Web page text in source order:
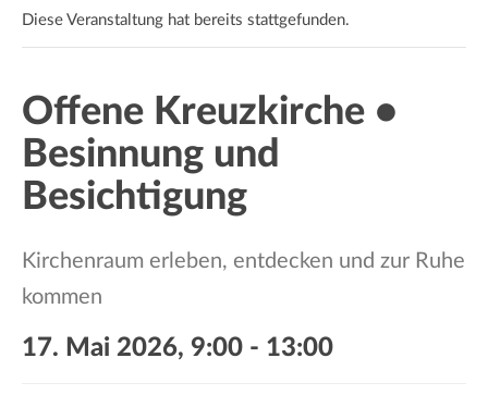
l
t
Diese Veranstaltung hat bereits stattgefunden.
Offene Kreuzkirche •
Besinnung und
Besichtigung
Kirchenraum erleben, entdecken und zur Ruhe
kommen
17. Mai 2026, 9:00 - 13:00